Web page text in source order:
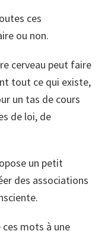
ces
ou non.
cerveau peut faire
tout ce qui existe,
un tas de cours
de loi, de
un petit
des associations
ces mots à une